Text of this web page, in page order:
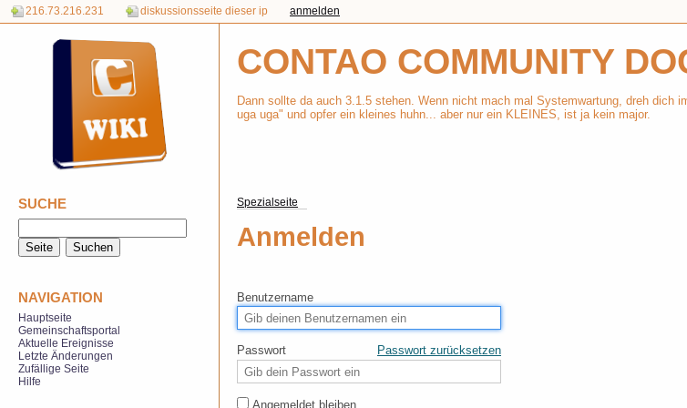
Anmelden
Benutzername
Passwort Passwort zurücksetzen
Angemeldet bleiben
Spezialseite
216.73.216.231 diskussionsseite dieser ip anmelden
CONTAO COMMUNITY
Dann sollte da auch 3.1.5 stehen. Wenn nicht mach mal Systemwartung, dreh dich
uga uga" und opfer ein kleines huhn... aber nur ein KLEINES, ist ja kein major.
SUCHE
NAVIGATION
Hauptseite
Gemeinschaftsportal
Aktuelle Ereignisse
Letzte Änderungen
Zufällige Seite
Hilfe